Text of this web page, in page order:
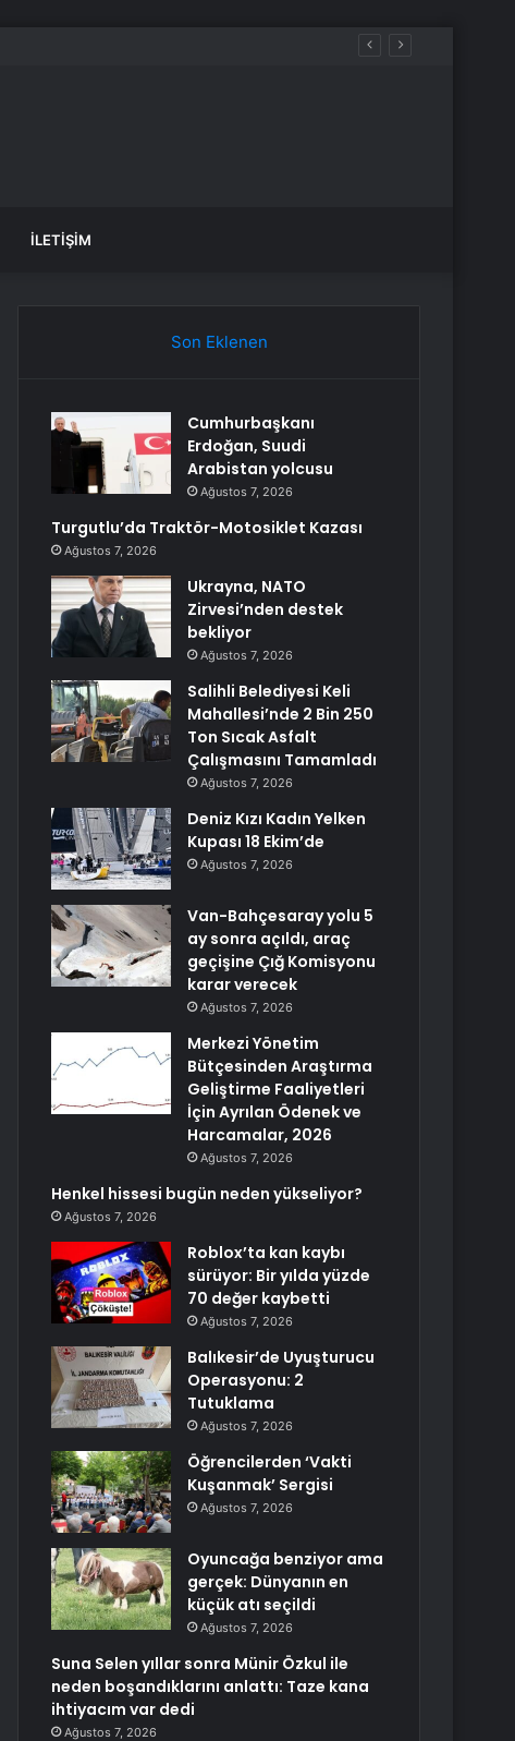
İLETIŞIM
Son Eklenen
Cumhurbaşkanı
Erdoğan, Suudi
Arabistan yolcusu
Ağustos 7, 2026
Turgutlu’da Traktör-Motosiklet Kazası
Ağustos 7, 2026
Ukrayna, NATO
Zirvesi’nden destek
bekliyor
Ağustos 7, 2026
Salihli Belediyesi Keli
Mahallesi’nde 2 Bin 250
Ton Sıcak Asfalt
Çalışmasını Tamamladı
Ağustos 7, 2026
Deniz Kızı Kadın Yelken
Kupası 18 Ekim’de
Ağustos 7, 2026
Van-Bahçesaray yolu 5
ay sonra açıldı, araç
geçişine Çığ Komisyonu
karar verecek
Ağustos 7, 2026
Merkezi Yönetim
Bütçesinden Araştırma
Geliştirme Faaliyetleri
İçin Ayrılan Ödenek ve
Harcamalar, 2026
Ağustos 7, 2026
Henkel hissesi bugün neden yükseliyor?
Ağustos 7, 2026
Roblox’ta kan kaybı
sürüyor: Bir yılda yüzde
70 değer kaybetti
Ağustos 7, 2026
Balıkesir’de Uyuşturucu
Operasyonu: 2
Tutuklama
Ağustos 7, 2026
Öğrencilerden ‘Vakti
Kuşanmak’ Sergisi
Ağustos 7, 2026
Oyuncağa benziyor ama
gerçek: Dünyanın en
küçük atı seçildi
Ağustos 7, 2026
Suna Selen yıllar sonra Münir Özkul ile
neden boşandıklarını anlattı: Taze kana
ihtiyacım var dedi
Ağustos 7, 2026